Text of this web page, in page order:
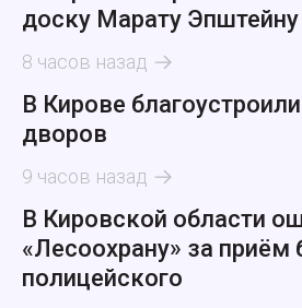
доску Марату Эпштейну
8 часов назад
В Кирове
дворов
9 часов назад
В Кировской области
«Лесоохрану» за
полицейского